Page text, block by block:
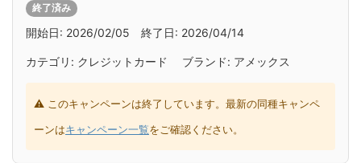
終了済み
開始日: 2026/02/05 終了日: 2026/04/14
カテゴリ: クレジットカード ブランド: アメックス
⚠ このキャンペーンは終了しています。最新の同種キャンペ
ーンはキャンペーン一覧をご確認ください。